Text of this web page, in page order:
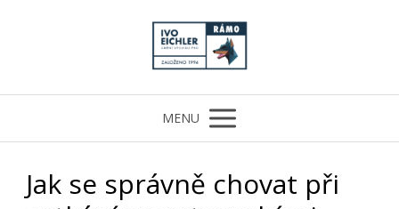
MENU
Jak se správně chovat při